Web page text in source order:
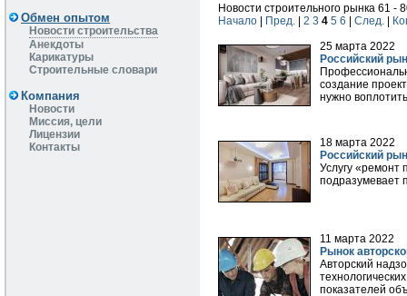
Обмен опытом
Новости строительства
Анекдоты
Карикатуры
Строительные словари
Компания
Новости
Миссия, цели
Лицензии
Контакты
Новости строительного рынка 61 -
Начало | Пред. | 2 3 4 5 6 | След. |
25 марта 2022
Российский
создание
нужно
18 марта 2022
Российский
Услугу «ремонт
подразумевает
11 марта 2022
Рынок
Авторский
показателей